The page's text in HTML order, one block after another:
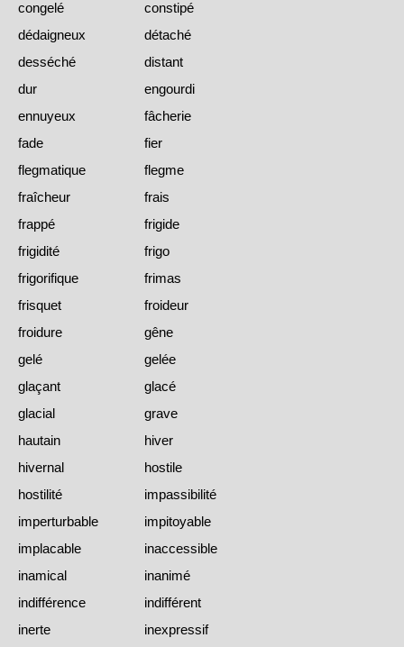
congelé
constipé
dédaigneux
détaché
desséché
distant
dur
engourdi
ennuyeux
fâcherie
fade
fier
flegmatique
flegme
fraîcheur
frais
frappé
frigide
frigidité
frigo
frigorifique
frimas
frisquet
froideur
froidure
gêne
gelé
gelée
glaçant
glacé
glacial
grave
hautain
hiver
hivernal
hostile
hostilité
impassibilité
imperturbable
impitoyable
implacable
inaccessible
inamical
inanimé
indifférence
indifférent
inerte
inexpressif